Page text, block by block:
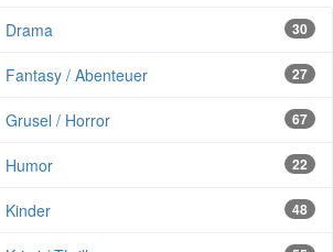
30
Drama
27
Fantasy / Abenteuer
67
Grusel / Horror
22
Humor
48
Kinder